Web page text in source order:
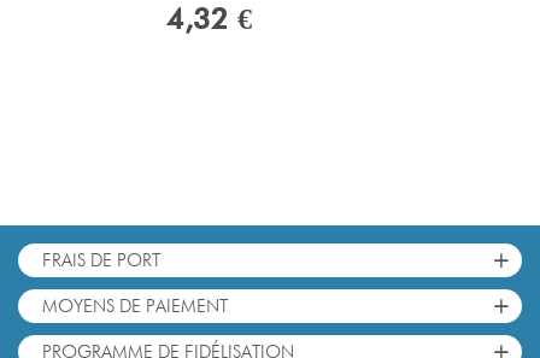
4,32 €
FRAIS DE PORT +
MOYENS DE PAIEMENT +
PROGRAMME DE FIDÉLISATION +